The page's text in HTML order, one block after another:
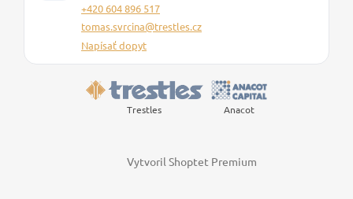
+420 604 896 517
tomas.svrcina@trestles.cz
Napísať dopyt
Trestles Anacot
Vytvoril Shoptet Premium